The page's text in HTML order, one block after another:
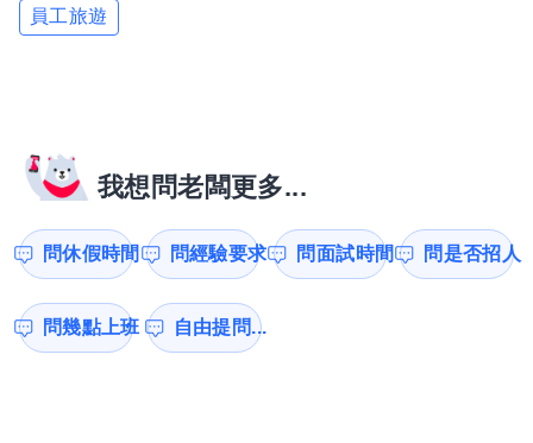
員工旅遊
我想問老闆更多...
問休假時間 問經驗要求 問面試時間 問是否招人
問幾點上班 自由提問...